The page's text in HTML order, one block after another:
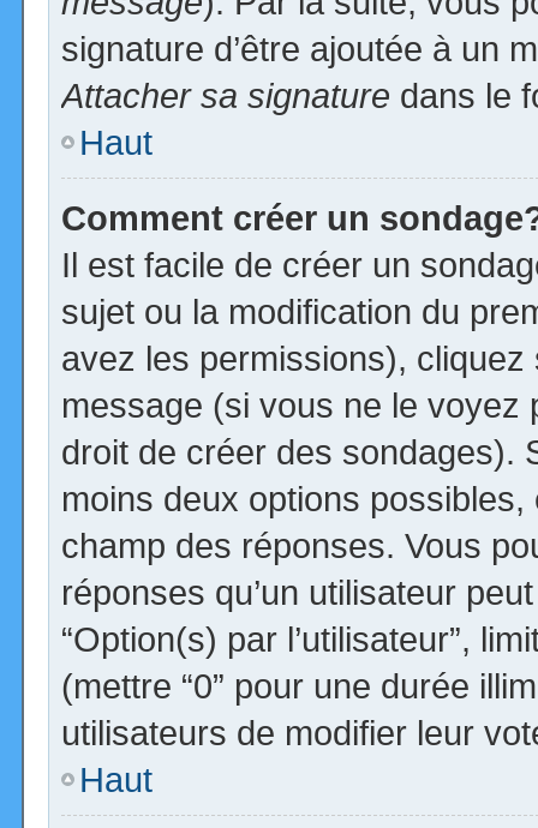
signature d’être ajoutée à un
Attacher sa signature dans le
Haut
Comment créer un
Il est facile de créer un
sujet ou la modification du
avez les permissions), cliquez
message (si vous ne le voyez
droit de créer des sondages).
moins deux options
champ des réponses. Vous
réponses qu’un utilisateur
“Option(s) par l’utilisateur”,
(mettre “0” pour une durée
utilisateurs de modifier leur
Haut